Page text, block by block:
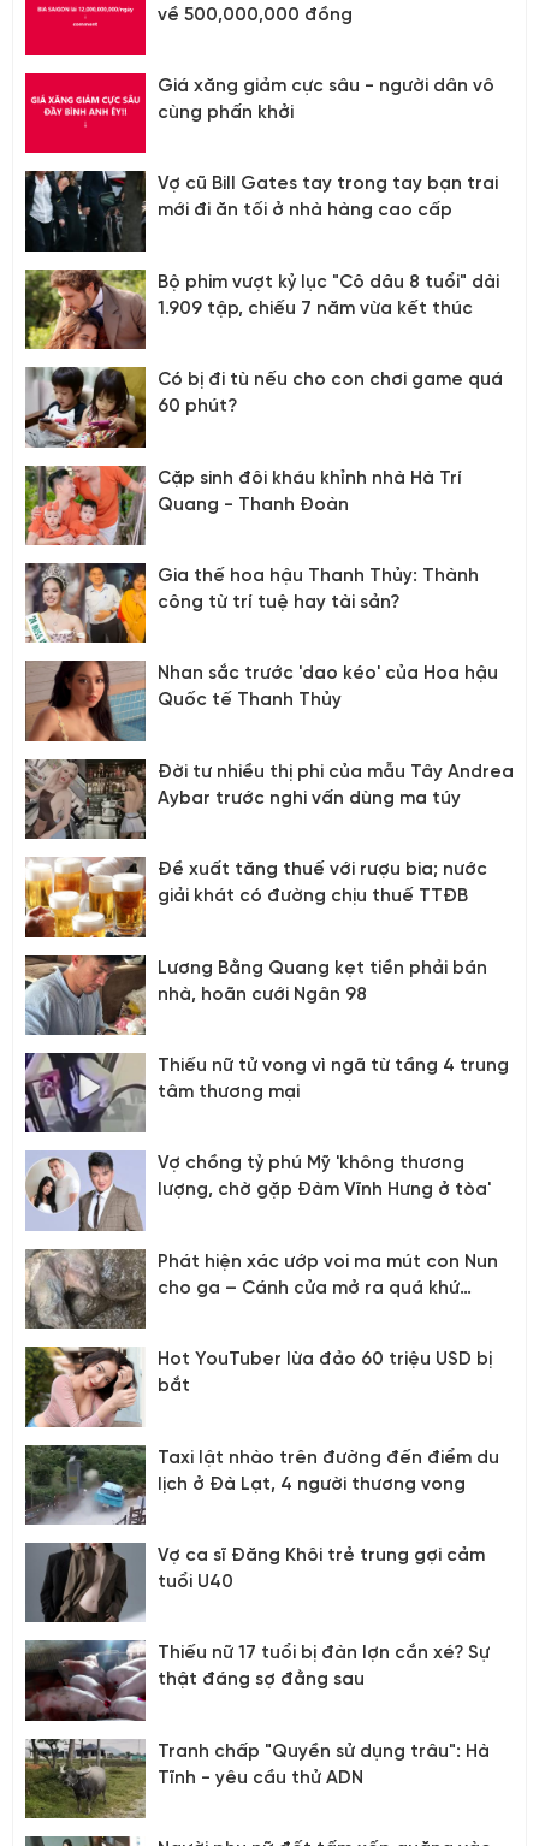
về 500,000,000 đồng
Giá xăng giảm cực sâu - người dân vô
cùng phấn khởi
Vợ cũ Bill Gates tay trong tay bạn trai
mới đi ăn tối ở nhà hàng cao cấp
Bộ phim vượt kỷ lục "Cô dâu 8 tuổi" dài
1.909 tập, chiếu 7 năm vừa kết thúc
Có bị đi tù nếu cho con chơi game quá
60 phút?
Cặp sinh đôi kháu khỉnh nhà Hà Trí
Quang - Thanh Đoàn
Gia thế hoa hậu Thanh Thủy: Thành
công từ trí tuệ hay tài sản?
Nhan sắc trước 'dao kéo' của Hoa hậu
Quốc tế Thanh Thủy
Đời tư nhiều thị phi của mẫu Tây Andrea
Aybar trước nghi vấn dùng ma túy
Đề xuất tăng thuế với rượu bia; nước
giải khát có đường chịu thuế TTĐB
Lương Bằng Quang kẹt tiền phải bán
nhà, hoãn cưới Ngân 98
Thiếu nữ tử vong vì ngã từ tầng 4 trung
tâm thương mại
Vợ chồng tỷ phú Mỹ 'không thương
lượng, chờ gặp Đàm Vĩnh Hưng ở tòa'
Phát hiện xác ướp voi ma mút con Nun
cho ga – Cánh cửa mở ra quá khứ
Hot YouTuber lừa đảo 60 triệu USD bị
bắt
Taxi lật nhào trên đường đến điểm du
lịch ở Đà Lạt, 4 người thương vong
Vợ ca sĩ Đăng Khôi trẻ trung gợi cảm
tuổi U40
Thiếu nữ 17 tuổi bị đàn lợn cắn xé? Sự
thật đáng sợ đằng sau
Tranh chấp "Quyền sử dụng trâu": Hà
Tĩnh - yêu cầu thử ADN